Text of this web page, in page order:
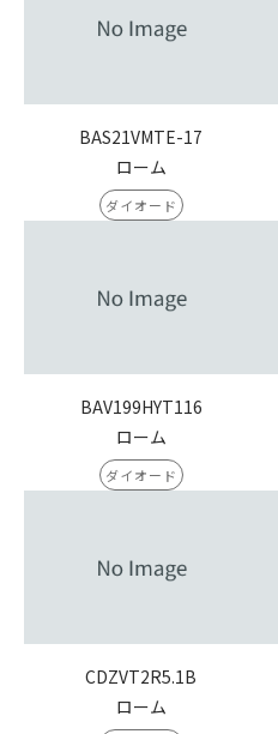
BAS21VMTE-17
ローム
ダイオード
BAV199HYT116
ローム
ダイオード
CDZVT2R5.1B
ローム